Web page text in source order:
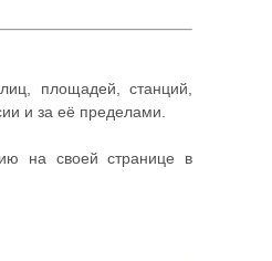
площадей, станций,
и за её пределами.
на своей странице в